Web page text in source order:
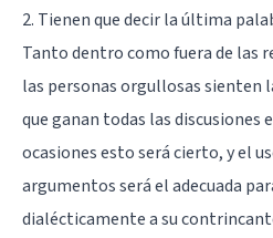
2. Tienen que decir la última
Tanto dentro como fuera de las
las personas orgullosas sienten
que ganan todas las discusiones
ocasiones esto será cierto, y el
argumentos será el adecuada
dialécticamente a su